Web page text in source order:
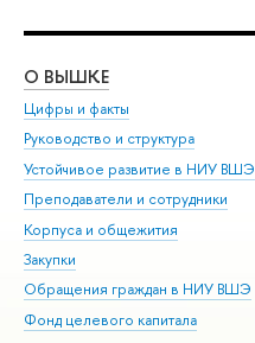
О ВЫШКЕ
Цифры и факты
Руководство и структура
Устойчивое развитие в НИУ ВШЭ
Преподаватели и сотрудники
Корпуса и общежития
Закупки
Обращения граждан в НИУ ВШЭ
Фонд целевого капитала